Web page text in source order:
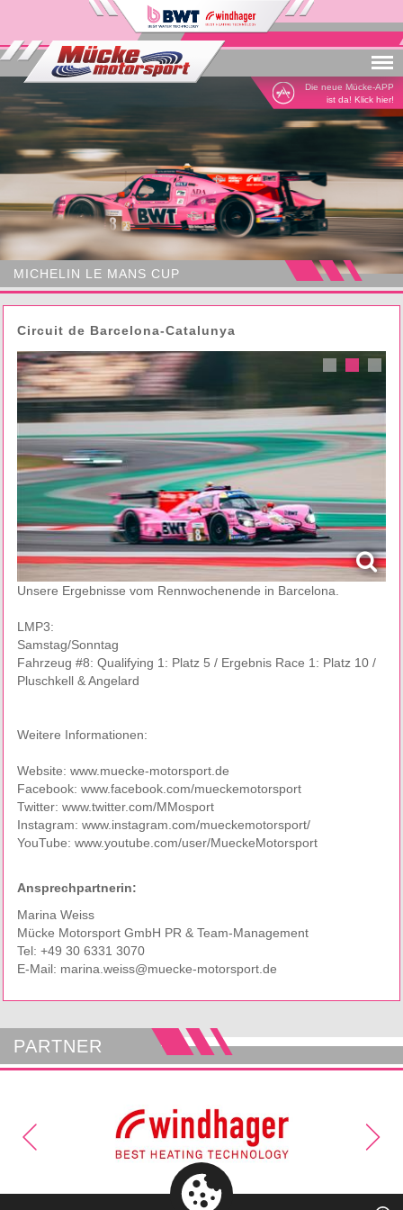
Die neue Mücke-APP
ist da! Klick hier!
MICHELIN LE MANS CUP
Circuit de Barcelona-Catalunya
Unsere Ergebnisse vom Rennwochenende in Barcelona.
LMP3:
Samstag/Sonntag
Fahrzeug #8: Qualifying 1: Platz 5 / Ergebnis Race 1: Platz 10 /
Pluschkell & Angelard
Weitere Informationen:
Website: www.muecke-motorsport.de
Facebook: www.facebook.com/mueckemotorsport
Twitter: www.twitter.com/MMosport
Instagram: www.instagram.com/mueckemotorsport/
YouTube: www.youtube.com/user/MueckeMotorsport
Ansprechpartnerin:
Marina Weiss
Mücke Motorsport GmbH PR & Team-Management
Tel: +49 30 6331 3070
E-Mail: marina.weiss@muecke-motorsport.de
PARTNER